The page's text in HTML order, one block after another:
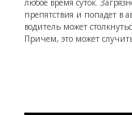
любое время суток.
препятствия и попадет в
водитель может
Причем, это может